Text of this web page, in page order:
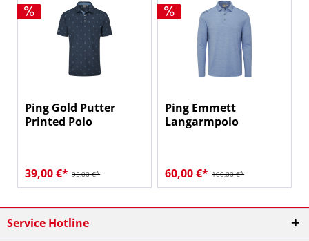
Ping Gold Putter
Printed Polo
95,00 €*
39,00 €*
Ping Emmett
Langarmpolo
100,00 €*
60,00 €*
Service Hotline